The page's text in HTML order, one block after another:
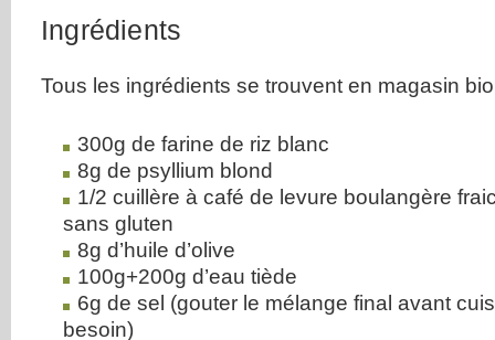
Ingrédients
Tous les ingrédients se trouvent en magasin
300g de farine de riz blanc
8g de psyllium blond
1/2 cuillère à café de levure boulangère
sans gluten
8g d’huile d’olive
100g+200g d’eau tiède
6g de sel (gouter le mélange final avant
besoin)